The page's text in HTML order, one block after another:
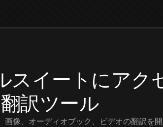
スイートにアク
翻訳ツール
画像、オーディオブック、ビデオの翻訳を